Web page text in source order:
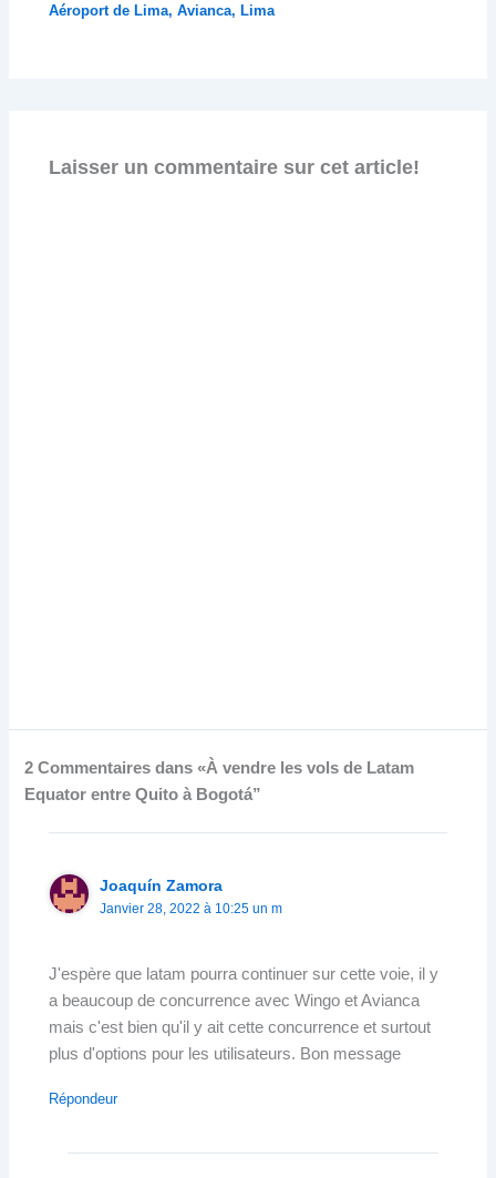
Aéroport de Lima,Avianca,Lima
Laisser un commentaire sur cet article!
2 Commentaires dans «À vendre les vols de Latam
Equator entre Quito à Bogotá”
Joaquín Zamora
Janvier 28, 2022 à 10:25 un m
J'espère que latam pourra continuer sur cette voie, il y
a beaucoup de concurrence avec Wingo et Avianca
mais c'est bien qu'il y ait cette concurrence et surtout
plus d'options pour les utilisateurs. Bon message
Répondeur